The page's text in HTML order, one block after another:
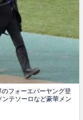
のフォーエバーヤング登
テソーロなど豪華メン